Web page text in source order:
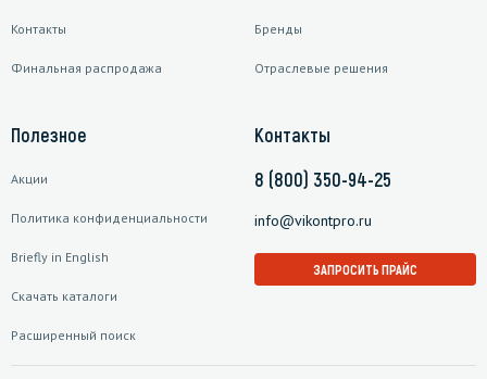
Контакты
Финальная распродажа
Бренды
Отраслевые решения
Полезное
Акции
Политика конфиденциальности
Briefly in English
Скачать каталоги
Расширенный поиск
Контакты
8 (800) 350-94-25
info@vikontpro.ru
ЗАПРОСИТЬ ПРАЙС